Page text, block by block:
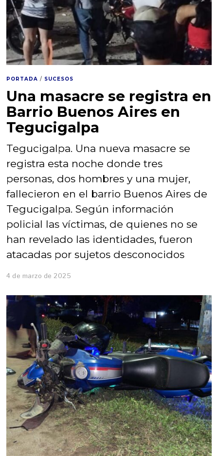
PORTADA / SUCESOS
Una masacre se registra en
Barrio Buenos Aires en
Tegucigalpa
Tegucigalpa. Una nueva masacre se
registra esta noche donde tres
personas, dos hombres y una mujer,
fallecieron en el barrio Buenos Aires de
Tegucigalpa. Según información
policial las víctimas, de quienes no se
han revelado las identidades, fueron
atacadas por sujetos desconocidos
4 de marzo de 2025